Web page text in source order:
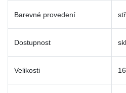
Barevné provedení
Dostupnost
Velikosti